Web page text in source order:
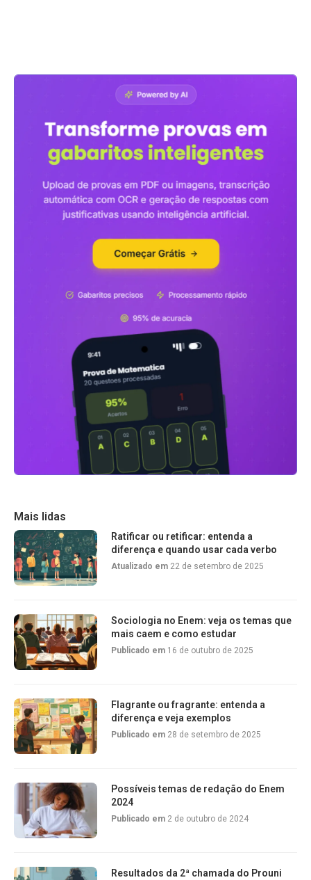
Mais lidas
Ratificar ou retificar: entenda a
diferença e quando usar cada verbo
Atualizado em 22 de setembro de 2025
Sociologia no Enem: veja os temas que
mais caem e como estudar
Publicado em 16 de outubro de 2025
Flagrante ou fragrante: entenda a
diferença e veja exemplos
Publicado em 28 de setembro de 2025
Possíveis temas de redação do Enem
2024
Publicado em 2 de outubro de 2024
Resultados da 2ª chamada do Prouni